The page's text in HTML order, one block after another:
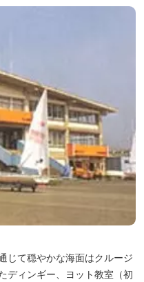
じて穏やかな海面はクルージ
ディンギー、ヨット教室（初